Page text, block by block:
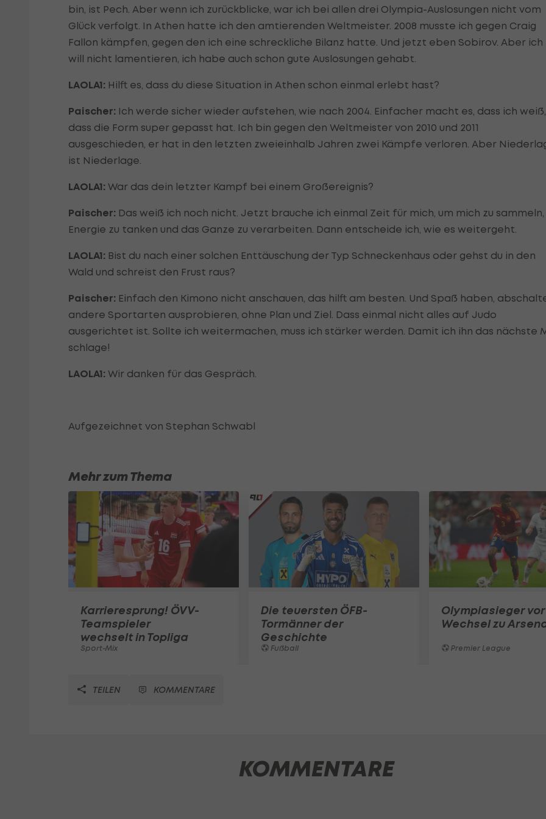
bin, ist Pech. Aber wenn ich zurückblicke, war ich bei allen drei Olympia-Auslosungen nicht vom
Glück verfolgt. In Athen hatte ich den amtierenden Weltmeister. 2008 musste ich gegen Craig
Fallon kämpfen, gegen den ich eine schreckliche Bilanz hatte. Und jetzt eben Sobirov. Aber ich
will nicht lamentieren, ich habe auch schon gute Auslosungen gehabt.
LAOLA1: Hilft es, dass du diese Situation in Athen schon einmal erlebt hast?
Paischer: Ich werde sicher wieder aufstehen, wie nach 2004. Einfacher macht es, dass ich weiß,
dass die Form super gepasst hat. Ich bin gegen den Weltmeister von 2010 und 2011
ausgeschieden, er hat in den letzten zweieinhalb Jahren zwei Kämpfe verloren. Aber
ist Niederlage.
LAOLA1: War das dein letzter Kampf bei einem Großereignis?
Paischer: Das weiß ich noch nicht. Jetzt brauche ich einmal Zeit für mich, um mich zu sammeln,
Energie zu tanken und das Ganze zu verarbeiten. Dann entscheide ich, wie es weitergeht.
LAOLA1: Bist du nach einer solchen Enttäuschung der Typ Schneckenhaus oder gehst du in den
Wald und schreist den Frust raus?
Paischer: Einfach den Kimono nicht anschauen, das hilft am besten. Und Spaß haben,
andere Sportarten ausprobieren, ohne Plan und Ziel. Dass einmal nicht alles auf Judo
ausgerichtet ist. Sollte ich weitermachen, muss ich stärker werden. Damit ich ihn das nächste
schlage!
LAOLA1: Wir danken für das Gespräch.
Aufgezeichnet von Stephan Schwabl
Mehr zum Thema
Karrieresprung! ÖVV-
Teamspieler
wechselt in Topliga
Sport-Mix
Die teuersten ÖFB-
Tormänner der
Geschichte
Fußball
Olympiasieger vor
Wechsel zu
Premier League
TEILEN KOMMENTARE
KOMMENTARE